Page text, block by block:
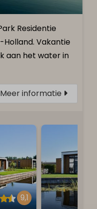
Residentie
Holland. Vakantie
aan het water in
Meer informatie
9,1